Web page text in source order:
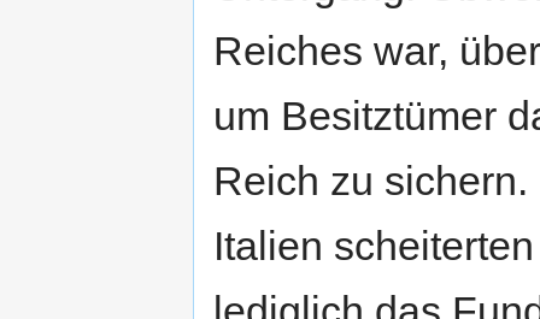
Reiches war,
um Besitztümer
Reich zu
Italien